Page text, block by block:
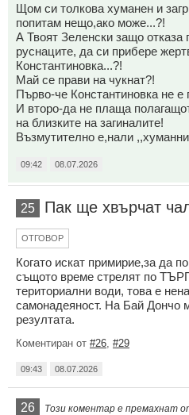
Щом си толкова хуманен и
попитам нещо,ако може...?!
А Твоят Зеленски защо отказа
руснаците, да си прибере
Константиновка...?!
Май се прави на чукнат?!
Първо-че Константиновка не е
И второ-да не плаща
на близките на загиналите!
Възмутително е,нали
09:42 08.07.2026
25 Пак ще хвърчат
ОТГОВОР
Когато искат примирие,за да
същото време стрелят по
териториални води, това е
самонадеяност. На Бай Дончо
резултата.
Коментиран от #26 #29
09:43 08.07.2026
26 Този коментар е премахнат